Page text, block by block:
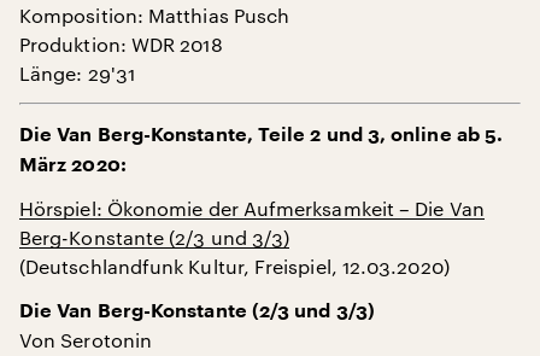
Komposition: Matthias Pusch
Produktion: WDR 2018
Länge: 29'31
Die Van Berg-Konstante, Teile 2 und 3, online ab 5.
März 2020:
Hörspiel: Ökonomie der Aufmerksamkeit – Die Van
Berg-Konstante (2/3 und 3/3)
(Deutschlandfunk Kultur, Freispiel, 12.03.2020)
Die Van Berg-Konstante (2/3 und 3/3)
Von Serotonin